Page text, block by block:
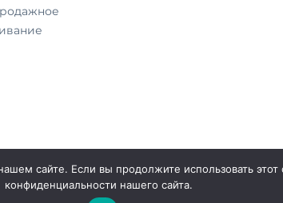
© 2026 Все права защищены.
сайте. Если вы продолжите использовать этот
конфиденциальности нашего сайта.